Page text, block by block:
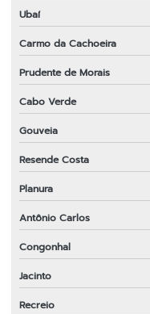
Ubaí
Carmo da Cachoeira
Prudente de Morais
Cabo Verde
Gouveia
Resende Costa
Planura
Antônio Carlos
Congonhal
Jacinto
Recreio